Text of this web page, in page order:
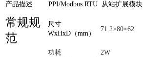
产品描述
PPI/Modbus RTU 从站扩展模块
常规规
范
尺寸
WxHxD（mm）
71.2×80×62
功耗
2W